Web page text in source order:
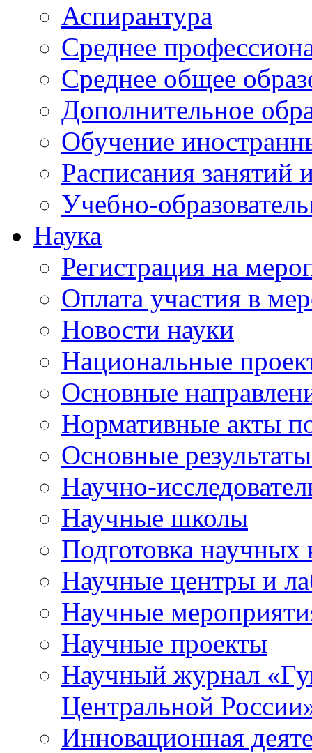
Аспирантура
Среднее
Среднее общее
Дополнительное
Обучение
Расписания занятий
Учебно-
Наука
Регистрация на
Оплата участия в
Новости науки
Национальные
Основные
Нормативные акты
Основные
Научно-
Научные школы
Подготовка научных
Научные центры и
Научные
Научные проекты
Научный журнал «
Центральной
Инновационная